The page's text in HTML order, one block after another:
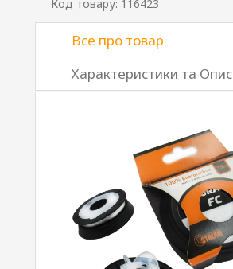
Код товару: 116423
Все про товар
Характеристики та Опис